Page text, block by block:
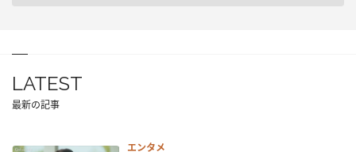
LATEST
最新の記事
エンタメ